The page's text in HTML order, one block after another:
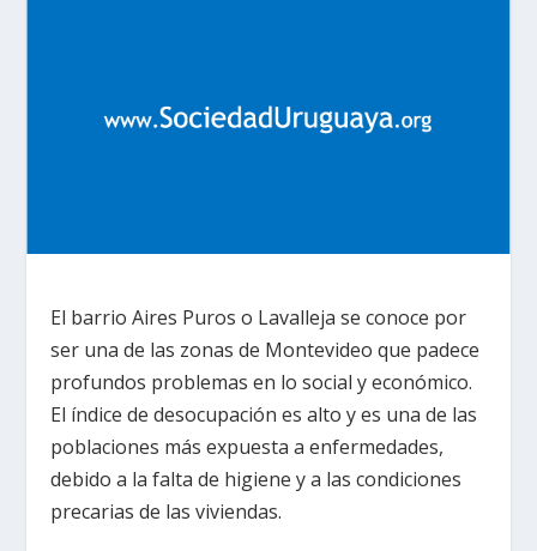
El barrio Aires Puros o Lavalleja se conoce por
ser una de las zonas de Montevideo que padece
profundos problemas en lo social y económico.
El índice de desocupación es alto y es una de las
poblaciones más expuesta a enfermedades,
debido a la falta de higiene y a las condiciones
precarias de las viviendas.